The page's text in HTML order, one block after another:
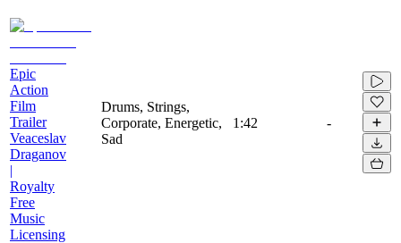
Epic
Action
Film
Trailer
Veaceslav
Draganov
|
Royalty
Free
Music
Licensing
Drums, Strings,
Corporate, Energetic,
Sad
1:42 -